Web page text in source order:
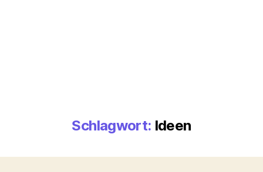
Schlagwort: Ideen